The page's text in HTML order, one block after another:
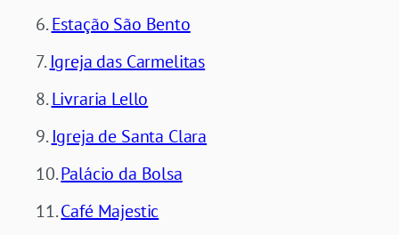
Estação São Bento
Igreja das Carmelitas
Livraria Lello
Igreja de Santa Clara
Palácio da Bolsa
Café Majestic